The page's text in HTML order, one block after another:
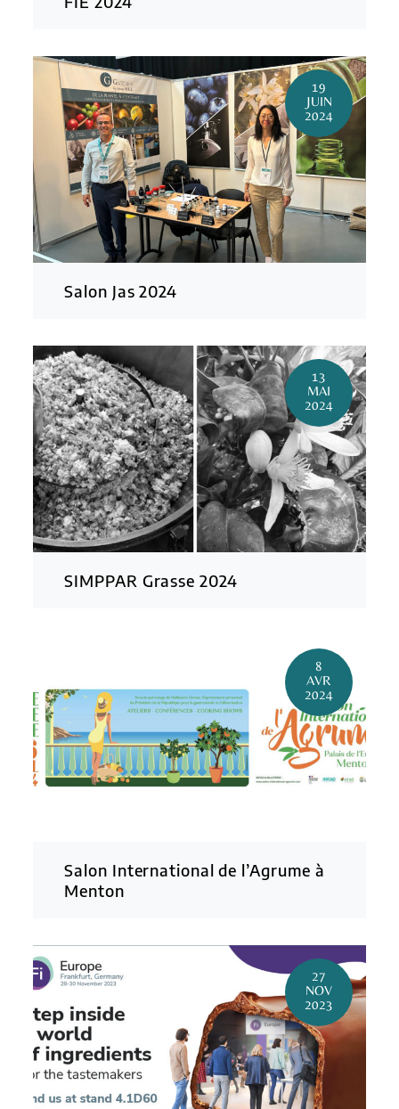
19
JUIN
2024
Salon Jas 2024
13
MAI
2024
SIMPPAR Grasse 2024
8
AVR
2024
Salon International de l’Agrume à
Menton
27
NOV
2023